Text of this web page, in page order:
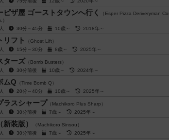
ピザ屋 ゴーストタウンへ行く
（Esper Pizza Deriveryman
30分～45分 10歳～ 2018年～
リフト
（Ghost Lift）
15分～30分 8歳～ 2025年～
ターズ （Bomb Busters）
30分前後 10歳～ 2024年～
ムQ （Time Bomb Q）
20分～40分 10歳～ 2025年～
ラスシャープ （Machikoro Plus Sharp）
30分前後 7歳～ 2025年～
装版）
（Machikoro Sinsou）
30分前後 7歳～ 2025年～